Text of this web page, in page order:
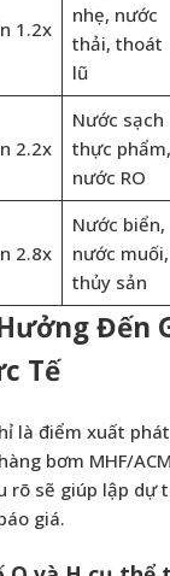
1.2x
nhẹ, nước
thải, thoát
lũ
2.2x
Nước sạch
thực phẩm,
nước RO
2.8x
Nước biển,
nước muối,
thủy sản
Đến
Tế
là điểm xuất
bơm MHF/
rõ sẽ giúp lập dự
giá.